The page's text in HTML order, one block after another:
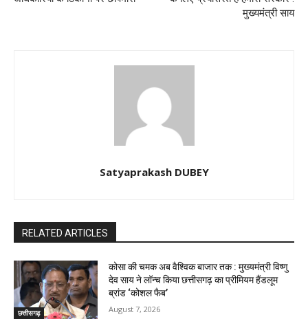
मुख्यमंत्री साय
Satyaprakash DUBEY
RELATED ARTICLES
छत्तीसगढ़
कोसा की चमक अब वैश्विक बाजार तक : मुख्यमंत्री विष्णु
देव साय ने लॉन्च किया छत्तीसगढ़ का प्रीमियम हैंडलूम
ब्रांड ‘कोशल फैब’
August 7, 2026